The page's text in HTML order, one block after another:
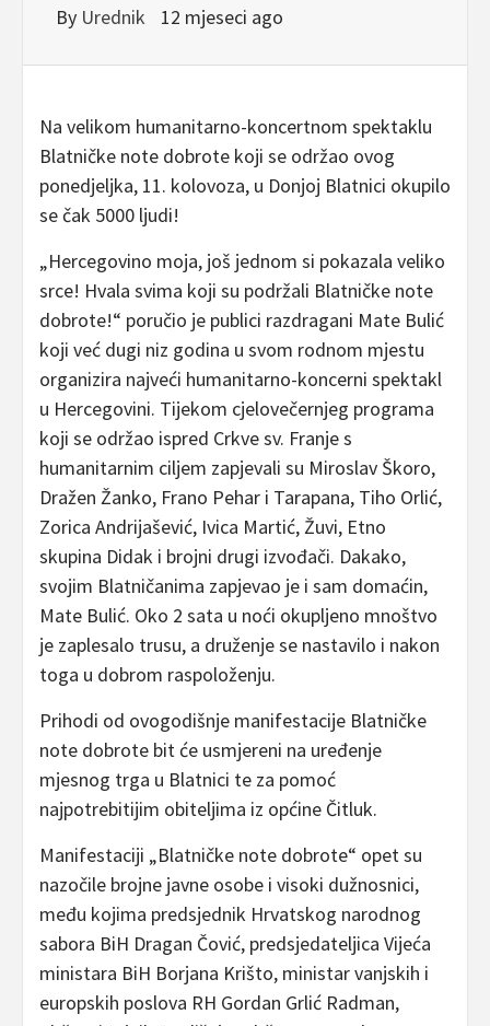
By Urednik 12 mjeseci ago
Na velikom humanitarno-koncertnom spektaklu
Blatničke note dobrote koji se održao ovog
ponedjeljka, 11. kolovoza, u Donjoj Blatnici okupilo
se čak 5000 ljudi!
„Hercegovino moja, još jednom si pokazala veliko
srce! Hvala svima koji su podržali Blatničke note
dobrote!“ poručio je publici razdragani Mate Bulić
koji već dugi niz godina u svom rodnom mjestu
organizira najveći humanitarno-koncerni spektakl
u Hercegovini. Tijekom cjelovečernjeg programa
koji se održao ispred Crkve sv. Franje s
humanitarnim ciljem zapjevali su Miroslav Škoro,
Dražen Žanko, Frano Pehar i Tarapana, Tiho Orlić,
Zorica Andrijašević, Ivica Martić, Žuvi, Etno
skupina Didak i brojni drugi izvođači. Dakako,
svojim Blatničanima zapjevao je i sam domaćin,
Mate Bulić. Oko 2 sata u noći okupljeno mnoštvo
je zaplesalo trusu, a druženje se nastavilo i nakon
toga u dobrom raspoloženju.
Prihodi od ovogodišnje manifestacije Blatničke
note dobrote bit će usmjereni na uređenje
mjesnog trga u Blatnici te za pomoć
najpotrebitijim obiteljima iz općine Čitluk.
Manifestaciji „Blatničke note dobrote“ opet su
nazočile brojne javne osobe i visoki dužnosnici,
među kojima predsjednik Hrvatskog narodnog
sabora BiH Dragan Čović, predsjedateljica Vijeća
ministara BiH Borjana Krišto, ministar vanjskih i
europskih poslova RH Gordan Grlić Radman,